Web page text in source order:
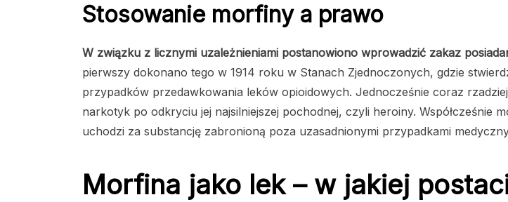
Stosowanie morfiny a prawo
W związku z licznymi uzależnieniami postanowiono wprowadzić zakaz
pierwszy dokonano tego w 1914 roku w Stanach Zjednoczonych, gdzie
przypadków przedawkowania leków opioidowych. Jednocześnie coraz
narkotyk po odkryciu jej najsilniejszej pochodnej, czyli heroiny. Współcześnie
uchodzi za substancję zabronioną poza uzasadnionymi przypadkami
Morfina jako lek – w jakiej